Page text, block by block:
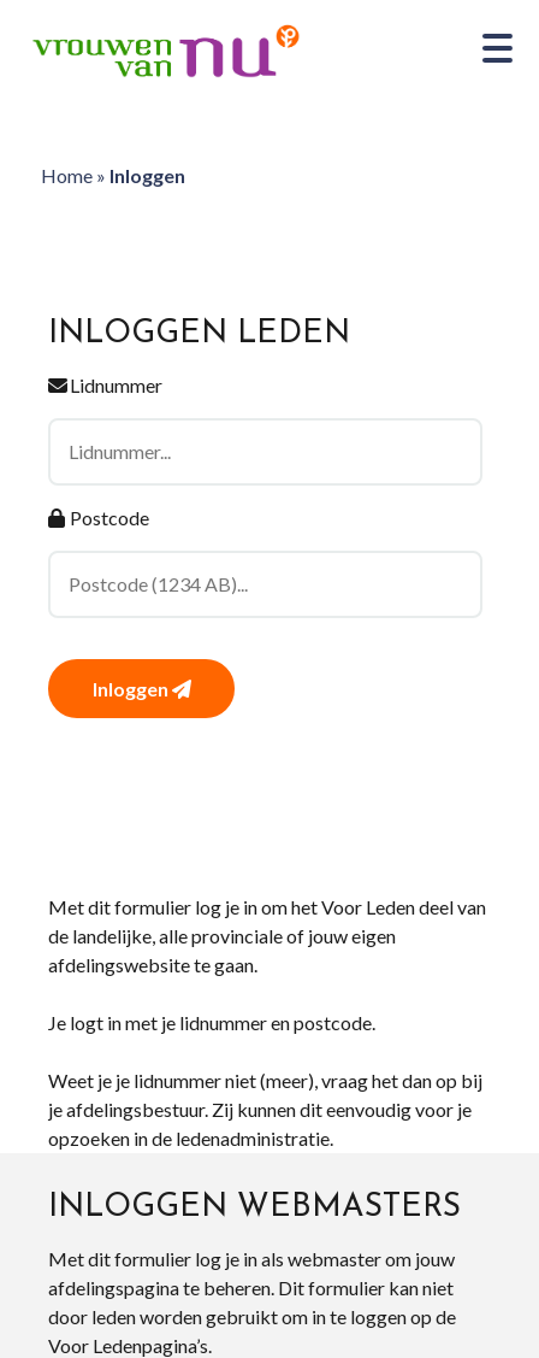
Home» Inloggen
INLOGGEN LEDEN
Lidnummer
Postcode
Inloggen
Met dit formulier log je in om het Voor Leden deel van
de landelijke, alle provinciale of jouw eigen
afdelingswebsite te gaan.
Je logt in met je lidnummer en postcode.
Weet je je lidnummer niet (meer), vraag het dan op bij
je afdelingsbestuur. Zij kunnen dit eenvoudig voor je
opzoeken in de ledenadministratie.
INLOGGEN WEBMASTERS
Met dit formulier log je in als webmaster om jouw
afdelingspagina te beheren. Dit formulier kan niet
door leden worden gebruikt om in te loggen op de
Voor Ledenpagina’s.